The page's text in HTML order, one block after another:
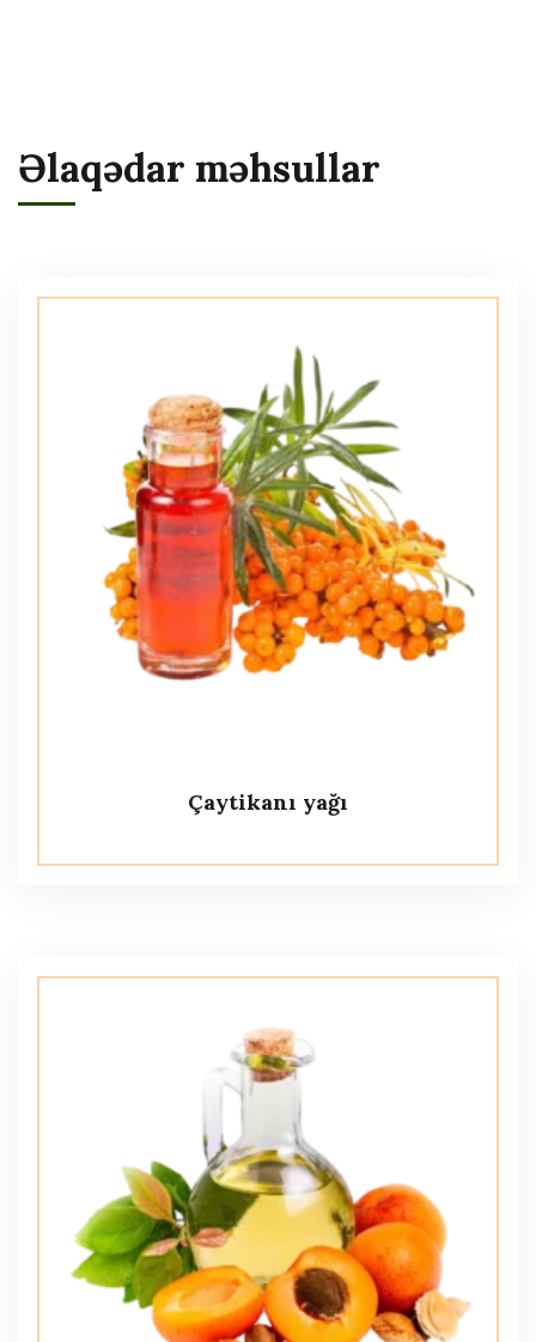
Əlaqədar məhsullar
Çaytikanı yağı